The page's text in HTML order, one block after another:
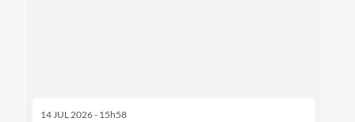
14 JUL 2026 - 15h58